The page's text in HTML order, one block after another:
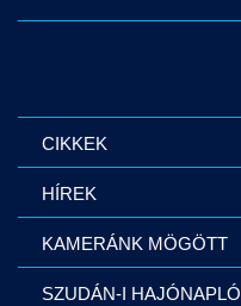
CIKKEK
HÍREK
KAMERÁNK MÖGÖTT
SZUDÁN-I HAJÓNAPLÓ